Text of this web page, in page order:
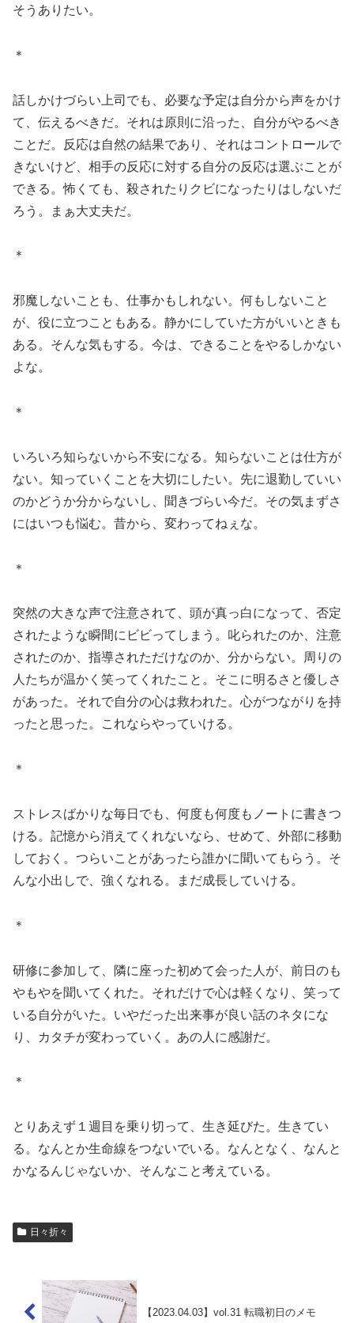
そうありたい。
＊
話しかけづらい上司でも、必要な予定は自分から声をかけ
て、伝えるべきだ。それは原則に沿った、自分がやるべき
ことだ。反応は自然の結果であり、それはコントロールで
きないけど、相手の反応に対する自分の反応は選ぶことが
できる。怖くても、殺されたりクビになったりはしないだ
ろう。まぁ大丈夫だ。
＊
邪魔しないことも、仕事かもしれない。何もしないこと
が、役に立つこともある。静かにしていた方がいいときも
ある。そんな気もする。今は、できることをやるしかない
よな。
＊
いろいろ知らないから不安になる。知らないことは仕方が
ない。知っていくことを大切にしたい。先に退勤していい
のかどうか分からないし、聞きづらい今だ。その気まずさ
にはいつも悩む。昔から、変わってねぇな。
＊
突然の大きな声で注意されて、頭が真っ白になって、否定
されたような瞬間にビビってしまう。叱られたのか、注意
されたのか、指導されただけなのか、分からない。周りの
人たちが温かく笑ってくれたこと。そこに明るさと優しさ
があった。それで自分の心は救われた。心がつながりを持
ったと思った。これならやっていける。
＊
ストレスばかりな毎日でも、何度も何度もノートに書きつ
ける。記憶から消えてくれないなら、せめて、外部に移動
しておく。つらいことがあったら誰かに聞いてもらう。そ
んな小出しで、強くなれる。まだ成長していける。
＊
研修に参加して、隣に座った初めて会った人が、前日のも
やもやを聞いてくれた。それだけで心は軽くなり、笑って
いる自分がいた。いやだった出来事が良い話のネタにな
り、カタチが変わっていく。あの人に感謝だ。
＊
とりあえず１週目を乗り切って、生き延びた。生きてい
る。なんとか生命線をつないでいる。なんとなく、なんと
かなるんじゃないか、そんなこと考えている。
日々折々
【2023.04.03】vol.31 転職初日のメモ